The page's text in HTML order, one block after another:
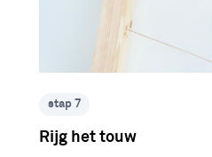
stap 7
Rijg het touw